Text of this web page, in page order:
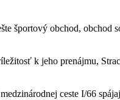
športový obchod, obchod
k jeho prenájmu,
ceste I/66